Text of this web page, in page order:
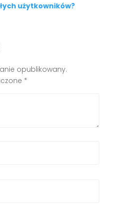
użytkowników?
opublikowany.
*